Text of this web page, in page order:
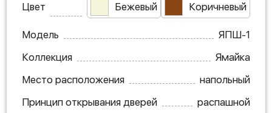
Цвет Бежевый Коричневый
Модель
ЯПШ-1
Коллекция
Ямайка
Место расположения
напольный
Принцип открывания дверей
распашной